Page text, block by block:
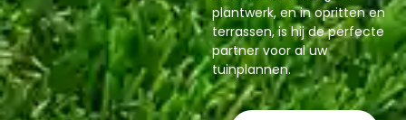
plantwerk, en in opritten en
terrassen, is hij de perfecte
partner voor al uw
tuinplannen.